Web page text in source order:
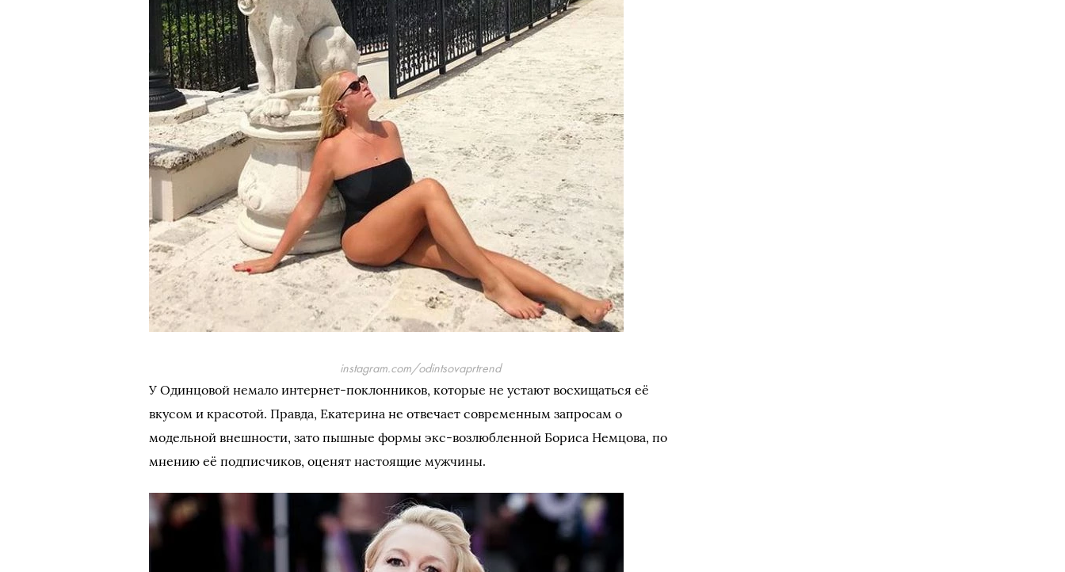
instagram.com/odintsovaprtrend
У Одинцовой немало интернет-поклонников, которые не устают восхищаться её
вкусом и красотой. Правда, Екатерина не отвечает современным запросам о
модельной внешности, зато пышные формы экс-возлюбленной Бориса Немцова, по
мнению её подписчиков, оценят настоящие мужчины.